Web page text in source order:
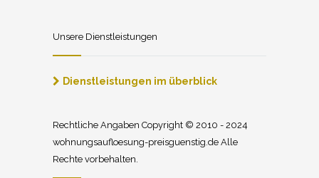
Unsere Dienstleistungen
Dienstleistungen im überblick
Rechtliche Angaben Copyright © 2010 - 2024
wohnungsaufloesung-preisguenstig.de Alle
Rechte vorbehalten.